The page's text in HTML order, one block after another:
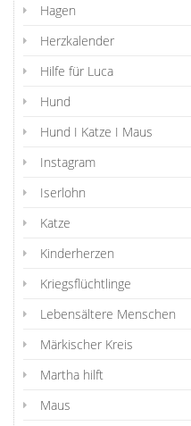
Hagen
Herzkalender
Hilfe für Luca
Hund
Hund I Katze I Maus
Instagram
Iserlohn
Katze
Kinderherzen
Kriegsflüchtlinge
Lebensältere Menschen
Märkischer Kreis
Martha hilft
Maus